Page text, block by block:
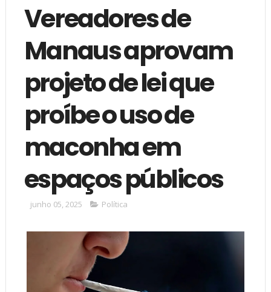
Vereadores de
Manaus aprovam
projeto de lei que
proíbe o uso de
maconha em
espaços públicos
junho 05, 2025 Política